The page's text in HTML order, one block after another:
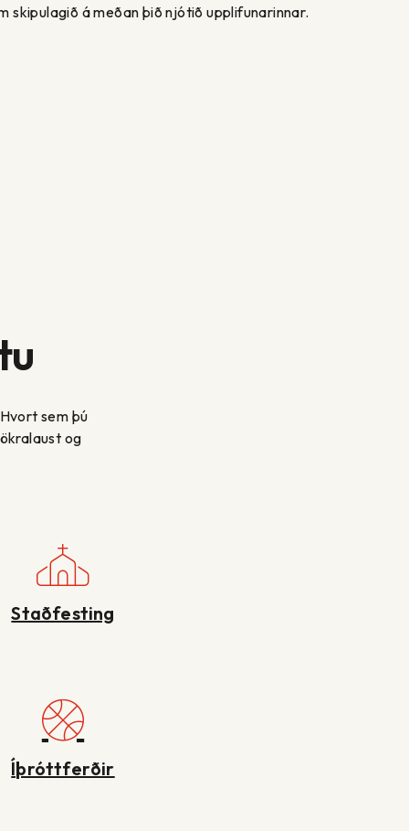
skipulagið á meðan þið njótið upplifunarinnar.
sem þú
og
Staðfesting
Íþróttferðir